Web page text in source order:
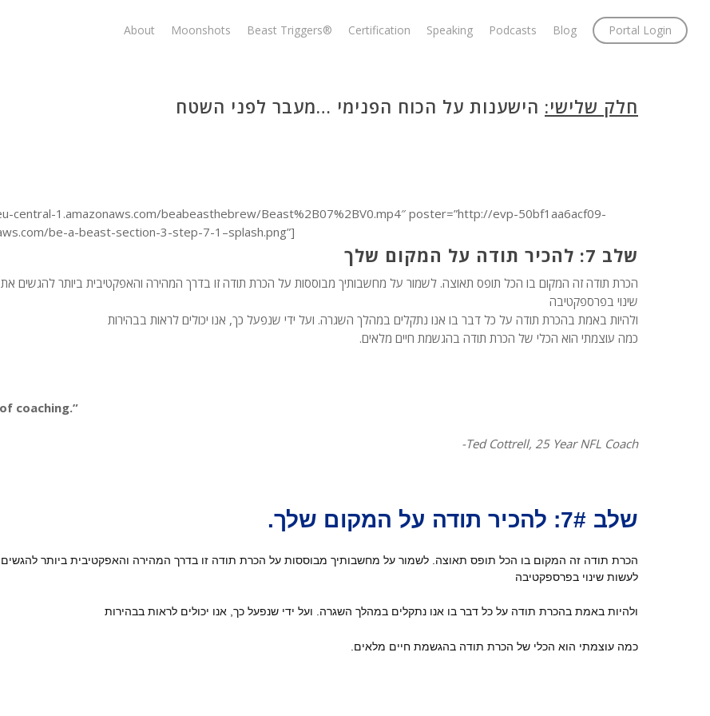
About Moonshots Beast Triggers® Certification Speaking Podcasts Blog Portal Login
חלק שלישי: הישענות על הכוח הפנימי …מעבר לפני השטח
central-1.amazonaws.com/beabeasthebrew/Beast%2B07%2BV0.mp4″ poster=”http://evp-50bf1aa6acf09-
be-a-beast-section-3-step-7-1–splash.png”]
שלב 7: להכיר תודה על המקום שלך
הכרת תודה זה המקום בו הכל תופס תאוצה. לשמור על מחשבותיך מבוססות על הכרת תודה זו בדרך המהירה והאפקטיבית ביותר להגשים את
שינוי בפרספקטיבה
ולהיות באמת בהכרת תודה על כל דבר בו אנו נתקלים במהלך השגרה. ועל ידי שנפעל כך, אנו יכולים לראות בבהירות
כמה עוצמתי הוא הכלי של הכרת תודה בהגשמת חיים מלאים.
coaching.”
-Ted Cottrell, 25 Year NFL Coach
שלב 7#: להכיר תודה על המקום שלך.
הכרת תודה זה המקום בו הכל תופס תאוצה. לשמור על מחשבותיך מבוססות על הכרת תודה זו בדרך המהירה והאפקטיבית ביותר
לעשות שינוי בפרספקטיבה
ולהיות באמת בהכרת תודה על כל דבר בו אנו נתקלים במהלך השגרה. ועל ידי שנפעל כך, אנו יכולים לראות בבהירות
כמה עוצמתי הוא הכלי של הכרת תודה בהגשמת חיים מלאים.